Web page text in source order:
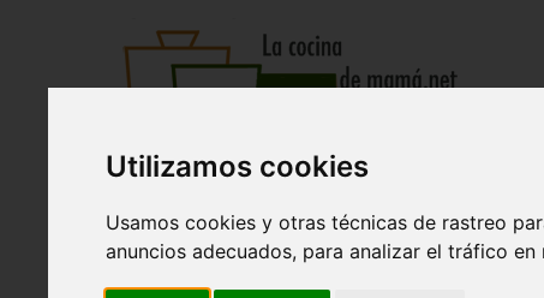
Utilizamos cookies
Usamos cookies y otras técnicas de rastreo
anuncios adecuados, para analizar el tráfico
Recetas Tienda Actualidad
Cocineros destacados
El